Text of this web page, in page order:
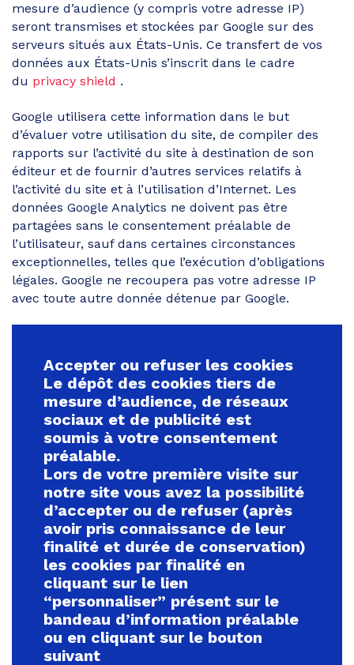
mesure d’audience (y compris votre adresse IP)
seront transmises et stockées par Google sur des
serveurs situés aux États-Unis. Ce transfert de vos
données aux États-Unis s’inscrit dans le cadre
du privacy shield .
Google utilisera cette information dans le but
d’évaluer votre utilisation du site, de compiler des
rapports sur l’activité du site à destination de son
éditeur et de fournir d’autres services relatifs à
l’activité du site et à l’utilisation d’Internet. Les
données Google Analytics ne doivent pas être
partagées sans le consentement préalable de
l’utilisateur, sauf dans certaines circonstances
exceptionnelles, telles que l’exécution d’obligations
légales. Google ne recoupera pas votre adresse IP
avec toute autre donnée détenue par Google.
Accepter ou refuser les cookies
Le dépôt des cookies tiers de
mesure d’audience, de réseaux
sociaux et de publicité est
soumis à votre consentement
préalable.
Lors de votre première visite sur
notre site vous avez la possibilité
d’accepter ou de refuser (après
avoir pris connaissance de leur
finalité et durée de conservation)
les cookies par finalité en
cliquant sur le lien
“personnaliser” présent sur le
bandeau d’information préalable
ou en cliquant sur le bouton
suivant